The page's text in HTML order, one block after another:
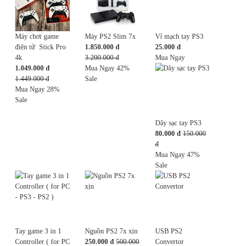
Máy chơi game
điện tử Stick Pro
4k
1.049.000 đ
1.449.000 đ
Mua Ngay 28%
Sale
Máy PS2 Slim 7x
1.850.000 đ
3.200.000 đ
Mua Ngay 42%
Sale
Vỉ mạch tay PS3
25.000 đ
Mua Ngay
Dây sạc tay PS3
80.000 đ 150.000
đ
Mua Ngay 47%
Sale
Tay game 3 in 1
Controller ( for PC
Nguồn PS2 7x xịn
250.000 đ 500.000
USB PS2
Convertor